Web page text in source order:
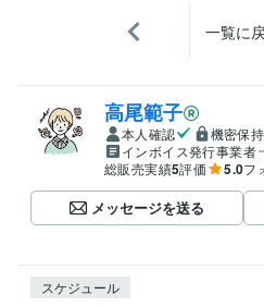
一覧に
高尾範子
本人確認
機密保
インボイス発行事業者
総販売実績5評価 5.0フ
メッセージを送る
スケジュール